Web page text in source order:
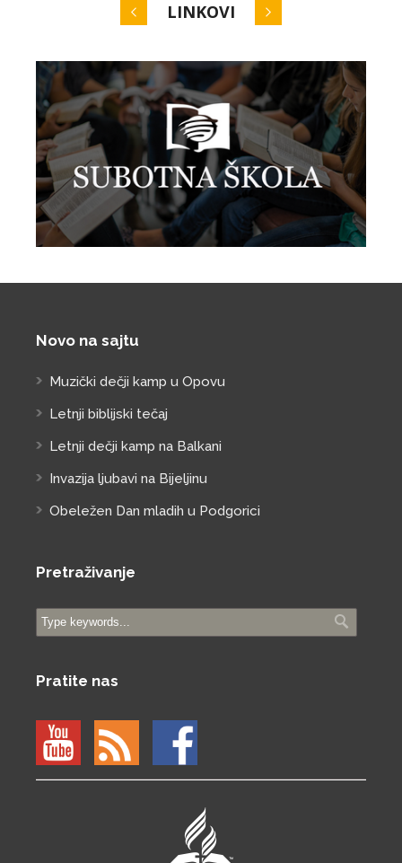
LINKOVI
Novo na sajtu
Muzički dečji kamp u Opovu
Letnji biblijski tečaj
Letnji dečji kamp na Balkani
Invazija ljubavi na Bijeljinu
Obeležen Dan mladih u Podgorici
Pretraživanje
Pratite nas